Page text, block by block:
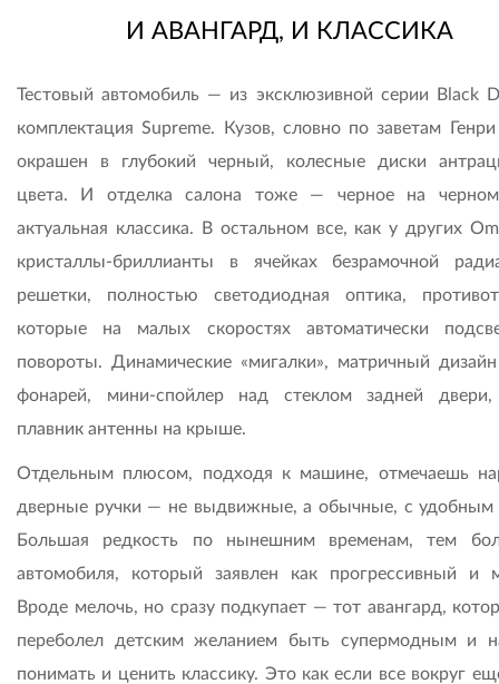
И АВАНГАРД, И КЛАССИКА
Тестовый автомобиль — из эксклюзивной серии Black
комплектация Supreme. Кузов, словно по заветам
окрашен в глубокий черный, колесные диски
цвета. И отделка салона тоже — черное на
актуальная классика. В остальном все, как у других
кристаллы-бриллианты в ячейках безрамочной
решетки, полностью светодиодная оптика,
которые на малых скоростях автоматически
повороты. Динамические «мигалки», матричный
фонарей, мини-спойлер над стеклом задней двери,
плавник антенны на крыше.
Отдельным плюсом, подходя к машине, отмечаешь
дверные ручки — не выдвижные, а обычные, с удобным
Большая редкость по нынешним временам, тем
автомобиля, который заявлен как прогрессивный и
Вроде мелочь, но сразу подкупает — тот авангард,
переболел детским желанием быть супермодным и
понимать и ценить классику. Это как если все вокруг